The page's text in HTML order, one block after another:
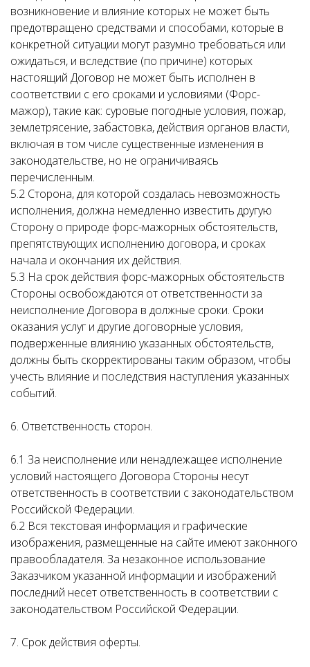
возникновение и влияние которых не может быть
предотвращено средствами и способами, которые в
конкретной ситуации могут разумно требоваться или
ожидаться, и вследствие (по причине) которых
настоящий Договор не может быть исполнен в
соответствии с его сроками и условиями (Форс-
мажор), такие как: суровые погодные условия, пожар,
землетрясение, забастовка, действия органов власти,
включая в том числе существенные изменения в
законодательстве, но не ограничиваясь
перечисленным.
5.2 Сторона, для которой создалась невозможность
исполнения, должна немедленно известить другую
Сторону о природе форс-мажорных обстоятельств,
препятствующих исполнению договора, и сроках
начала и окончания их действия.
5.3 На срок действия форс-мажорных обстоятельств
Стороны освобождаются от ответственности за
неисполнение Договора в должные сроки. Сроки
оказания услуг и другие договорные условия,
подверженные влиянию указанных обстоятельств,
должны быть скорректированы таким образом, чтобы
учесть влияние и последствия наступления указанных
событий.
6. Ответственность сторон.
6.1 За неисполнение или ненадлежащее исполнение
условий настоящего Договора Стороны несут
ответственность в соответствии с законодательством
Российской Федерации.
6.2 Вся текстовая информация и графические
изображения, размещенные на сайте имеют законного
правообладателя. За незаконное использование
Заказчиком указанной информации и изображений
последний несет ответственность в соответствии с
законодательством Российской Федерации.
7. Срок действия оферты.